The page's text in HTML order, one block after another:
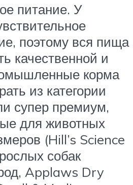
питание. У
поэтому вся пища
качественной и
корма
из категории
супер премиум,
для животных
(Hill’s Science
собак
Applaws Dry